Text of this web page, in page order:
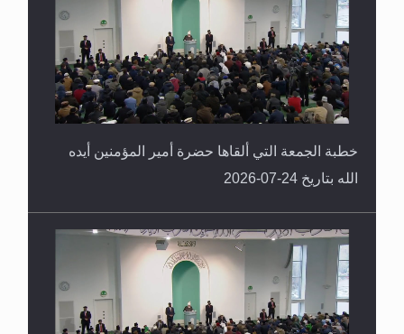
خطبة الجمعة التي ألقاها حضرة أمير المؤمنين أيده
الله بتاريخ 24-07-2026